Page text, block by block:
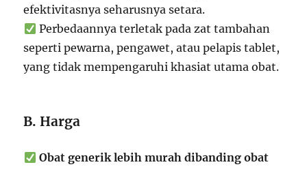
efektivitasnya seharusnya setara.
Perbedaannya terletak pada zat tambahan
seperti pewarna, pengawet, atau pelapis tablet,
yang tidak mempengaruhi khasiat utama obat.
B. Harga
Obat generik lebih murah dibanding obat